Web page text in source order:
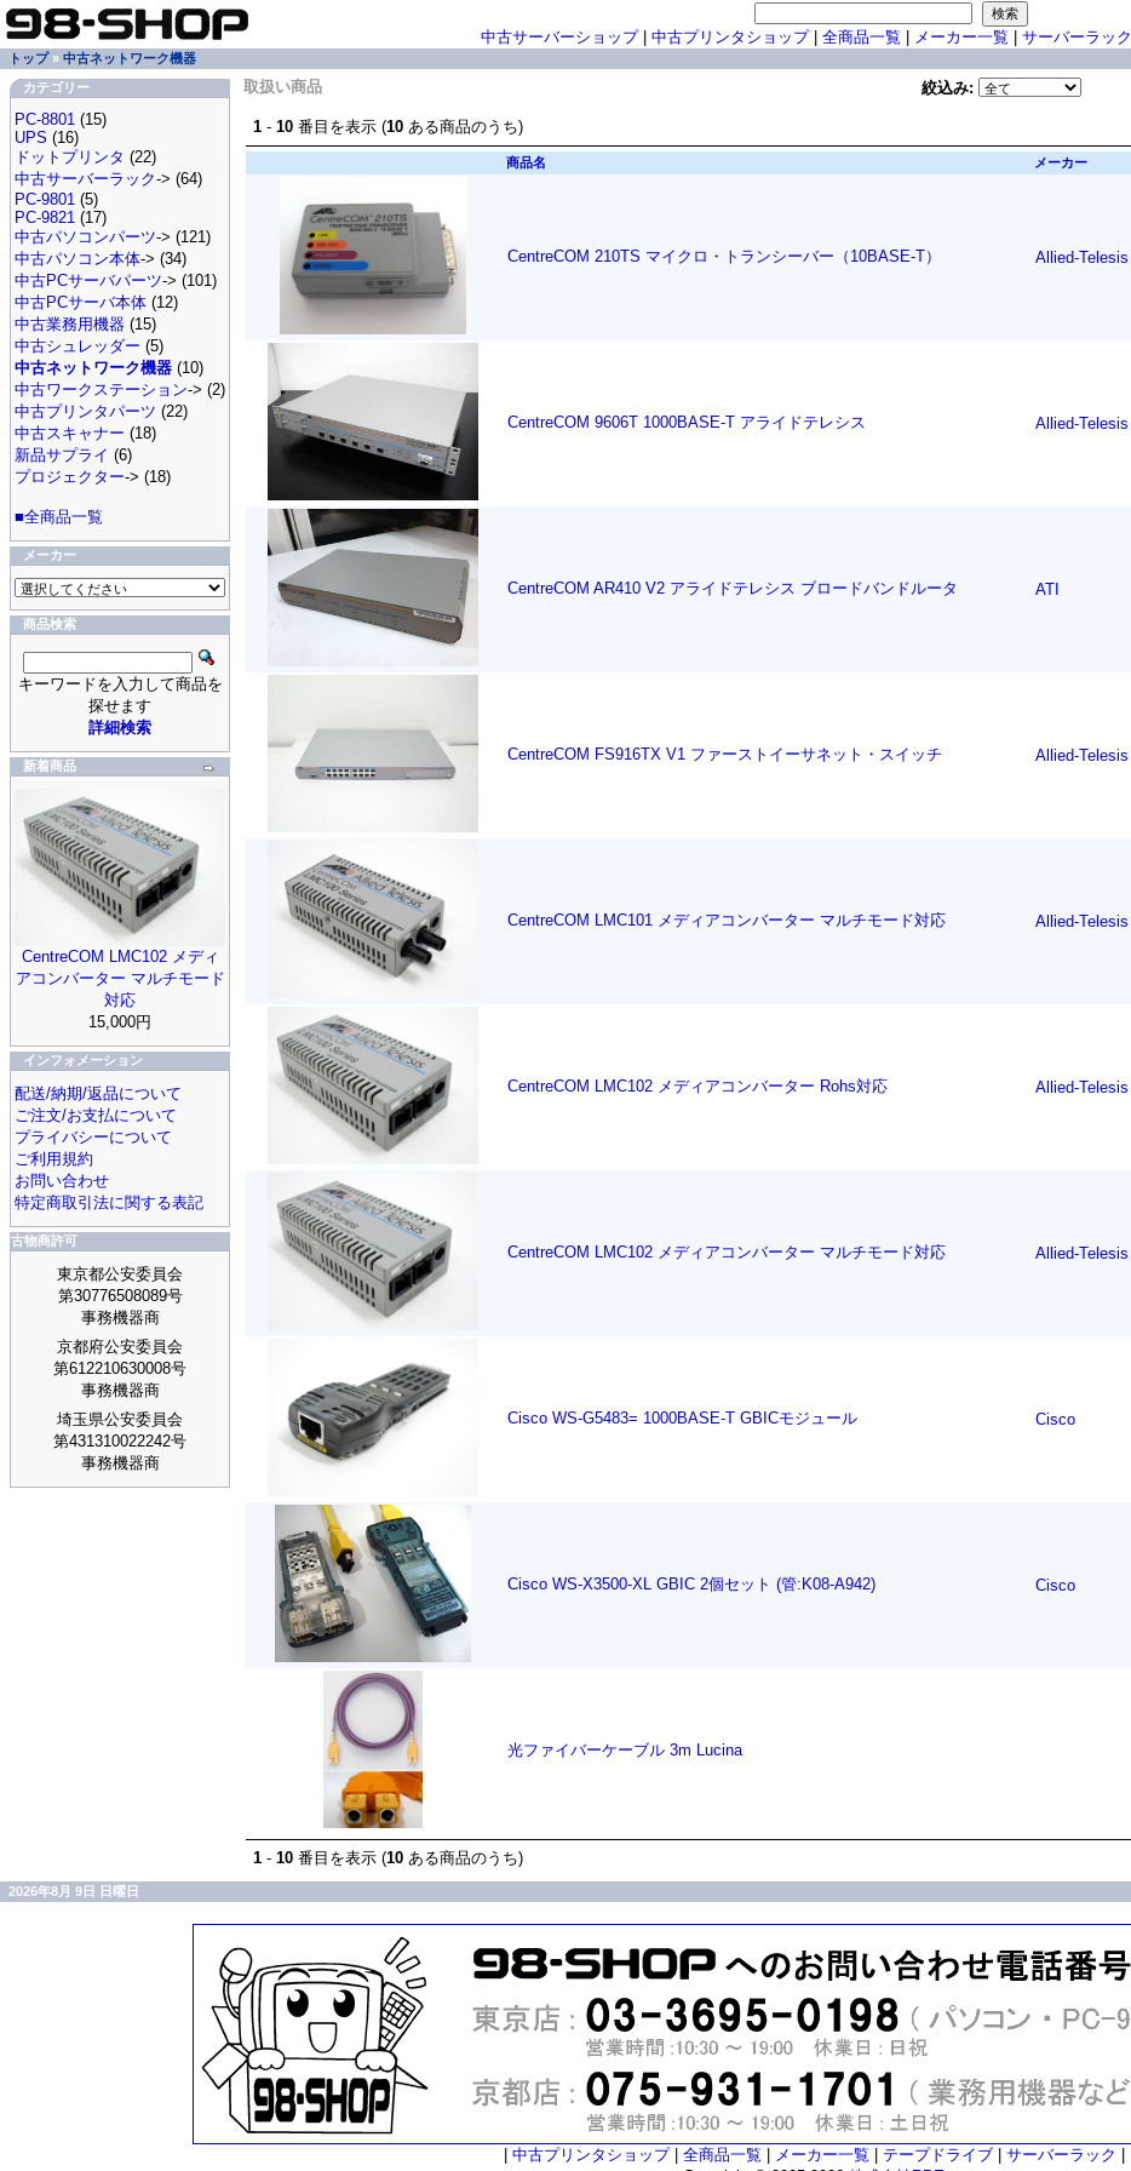
中古サーバーショップ| 中古プリンタショップ| 全商品一覧 メーカー一覧 サーバーラック
トップ» 中古ネットワーク機器
カテゴリー
PC-8801 (15)
UPS (16)
ドットプリンタ (22)
中古サーバーラック-> (64)
PC-9801 (5)
PC-9821 (17)
中古パソコンパーツ-> (121)
中古パソコン本体-> (34)
中古PCサーバパーツ-> (101)
中古PCサーバ本体 (12)
中古業務用機器 (15)
中古シュレッダー (5)
中古ネットワーク機器 (10)
中古ワークステーション-> (2)
中古プリンタパーツ (22)
中古スキャナー (18)
新品サプライ (6)
プロジェクター-> (18)
■全商品一覧
メーカー
商品検索
キーワードを入力して商品を
探せます
詳細検索
新着商品
CentreCOM LMC102 メディ
アコンバーター マルチモード
対応
15,000円
インフォメーション
配送/納期/返品について
ご注文/お支払について
プライバシーについて
ご利用規約
お問い合わせ
特定商取引法に関する表記
古物商許可
東京都公安委員会
第30776508089号
事務機器商
京都府公安委員会
第612210630008号
事務機器商
埼玉県公安委員会
第431310022242号
事務機器商
取扱い商品 絞込み:
1 - 10 番目を表示 (10 ある商品のうち)
商品名 メーカー
CentreCOM 210TS マイクロ・トランシーバー（10BASE-T） Allied-Telesis
CentreCOM 9606T 1000BASE-T アライドテレシス Allied-Telesis
CentreCOM AR410 V2 アライドテレシス ブロードバンドルータ ATI
CentreCOM FS916TX V1 ファーストイーサネット・スイッチ Allied-Telesis
CentreCOM LMC101 メディアコンバーター マルチモード対応 Allied-Telesis
CentreCOM LMC102 メディアコンバーター Rohs対応 Allied-Telesis
CentreCOM LMC102 メディアコンバーター マルチモード対応 Allied-Telesis
Cisco WS-G5483= 1000BASE-T GBICモジュール Cisco
Cisco WS-X3500-XL GBIC 2個セット (管:K08-A942) Cisco
光ファイバーケーブル 3m Lucina
1 - 10 番目を表示 (10 ある商品のうち)
2026年8月 9日 日曜日
中古プリンタショップ| 全商品一覧 メーカー一覧 テープドライブ| サーバーラック